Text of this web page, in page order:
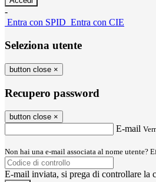
-
Entra con SPID Entra con CIE
Seleziona utente
button close ×
Recupero password
button close ×
E-mail
Non hai una e-mail associata al nome utente?
E-mail inviata, si prega di controllare la